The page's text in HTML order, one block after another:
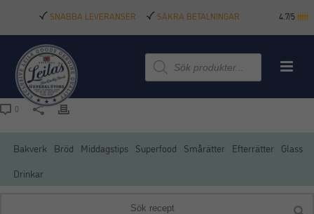
SNABBA LEVERANSER SÄKRA BETALNINGAR 4.7/5
Produktsökning
0
Bakverk Bröd Middagstips Superfood Smårätter Efterrätter Glass
Drinkar